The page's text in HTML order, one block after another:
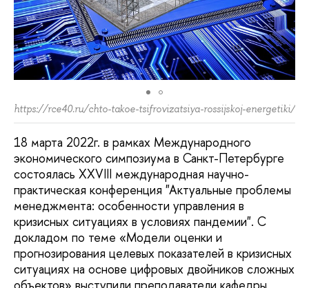
https://rce40.ru/chto-takoe-tsifrovizatsiya-rossijskoj-energetiki/
18 марта 2022г. в рамках Международного
экономического симпозиума в Санкт-Петербурге
состоялась XXVIII международная научно-
практическая конференция "Актуальные проблемы
менеджмента: особенности управления в
кризисных ситуациях в условиях пандемии". С
докладом по теме «Модели оценки и
прогнозирования целевых показателей в кризисных
ситуациях на основе цифровых двойников сложных